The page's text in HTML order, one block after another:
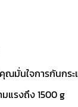
ณมั่นใจการกันกร
แรงถึง 1500 g